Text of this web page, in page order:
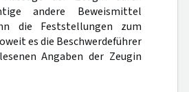
andere Beweismittel
die Feststellungen zum
es die Beschwerdeführer
Angaben der Zeugin